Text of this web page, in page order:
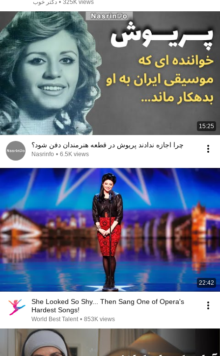
دکتر خوب • 325K views
15:25
چرا اجازه ندادند پریوش در قطعه هنرمندان دفن شود؟
Nasrinfo • 6.5K views
22:42
She Looked So Shy... Then Sang One of Opera's
Hardest Songs!
World Best Talent • 853K views